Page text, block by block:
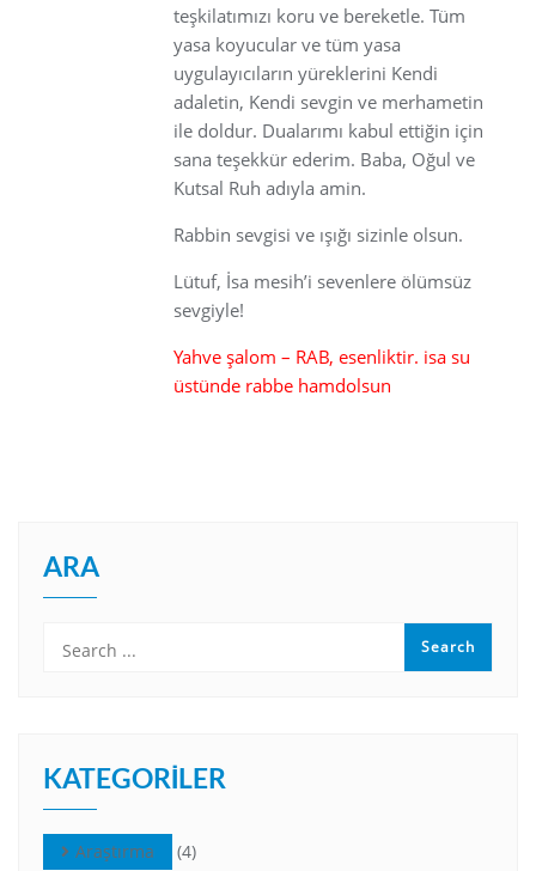
teşkilatımızı koru ve bereketle. Tüm
yasa koyucular ve tüm yasa
uygulayıcıların yüreklerini Kendi
adaletin, Kendi sevgin ve merhametin
ile doldur. Dualarımı kabul ettiğin için
sana teşekkür ederim. Baba, Oğul ve
Kutsal Ruh adıyla amin.
Rabbin sevgisi ve ışığı sizinle olsun.
Lütuf, İsa mesih’i sevenlere ölümsüz
sevgiyle!
Yahve şalom – RAB, esenliktir. isa su
üstünde rabbe hamdolsun
ARA
KATEGORILER
Araştırma (4)